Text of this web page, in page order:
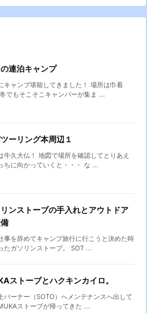
連泊キャンプ
キャンプ堪能してきました！ 場所は巾着
でもそこそこキャンパーが集ま ...
ーリング本周辺１
牛久大仏！ 地図で場所を確認してとりあえ
ちに向かっていくと・・・ な ...
ンストーブの手入れとアウトドア
事を辞めてキャンプ旅行に行こうと決めた時
たガソリンストーブ。 SOT ...
ストーブとハクキンカイロ。
バーナー（SOTO）へメンテナンスへ出して
ストーブが帰ってきた ...